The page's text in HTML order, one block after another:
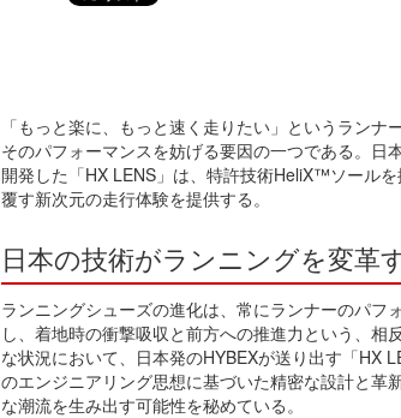
「もっと楽に、もっと速く走りたい」というランナ
そのパフォーマンスを妨げる要因の一つである。日
開発した「HX LENS」は、特許技術HeliX™ソール
覆す新次元の走行体験を提供する。
日本の技術がランニングを変革
ランニングシューズの進化は、常にランナーのパ
し、着地時の衝撃吸収と前方への推進力という、相
な状況において、日本発のHYBEXが送り出す「HX
のエンジニアリング思想に基づいた精密な設計と革
な潮流を生み出す可能性を秘めている。